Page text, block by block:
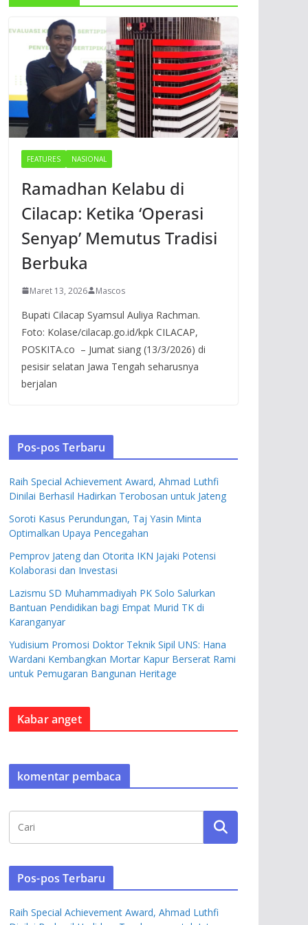
FEATURES NASIONAL
Ramadhan Kelabu di
Cilacap: Ketika ‘Operasi
Senyap’ Memutus Tradisi
Berbuka
Maret 13, 2026 Mascos
Bupati Cilacap Syamsul Auliya Rachman.
Foto: Kolase/cilacap.go.id/kpk CILACAP,
POSKITA.co – Jumat siang (13/3/2026) di
pesisir selatan Jawa Tengah seharusnya
berjalan
Pos-pos Terbaru
Raih Special Achievement Award, Ahmad Luthfi
Dinilai Berhasil Hadirkan Terobosan untuk Jateng
Soroti Kasus Perundungan, Taj Yasin Minta
Optimalkan Upaya Pencegahan
Pemprov Jateng dan Otorita IKN Jajaki Potensi
Kolaborasi dan Investasi
Lazismu SD Muhammadiyah PK Solo Salurkan
Bantuan Pendidikan bagi Empat Murid TK di
Karanganyar
Yudisium Promosi Doktor Teknik Sipil UNS: Hana
Wardani Kembangkan Mortar Kapur Berserat Rami
untuk Pemugaran Bangunan Heritage
Kabar anget
komentar pembaca
Pos-pos Terbaru
Raih Special Achievement Award, Ahmad Luthfi